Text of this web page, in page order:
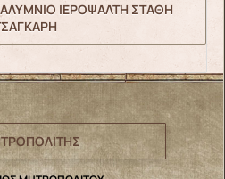
ΙΕΡΟΨΑΛΤΗ ΣΤΑΘΗ